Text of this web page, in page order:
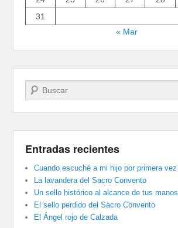
31
« Mar
Buscar
Entradas recientes
Cuando escuché a mi hijo por primera vez
La lavandera del Sacro Convento
Un sello histórico al alcance de tus manos
El sello perdido del Sacro Convento
El Ángel rojo de Calzada